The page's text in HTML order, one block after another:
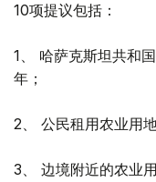
10项提议包括：
1、 哈萨克斯坦共和
年；
2、 公民租用农业用
3、 边境附近的农业